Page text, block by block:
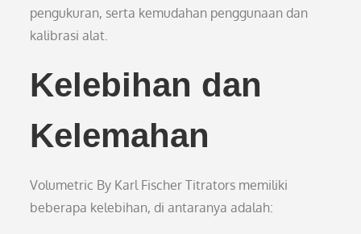
pengukuran, serta kemudahan penggunaan dan
kalibrasi alat.
Kelebihan dan
Kelemahan
Volumetric By Karl Fischer Titrators memiliki
beberapa kelebihan, di antaranya adalah: